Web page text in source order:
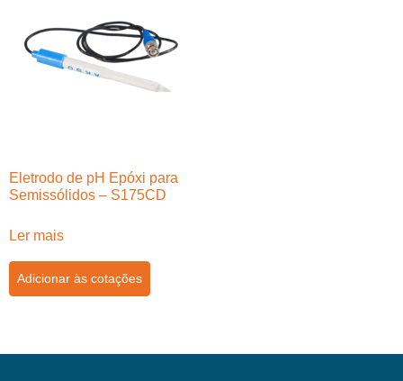
Eletrodo de pH Epóxi para
Semissólidos – S175CD
Ler mais
Adicionar às cotações